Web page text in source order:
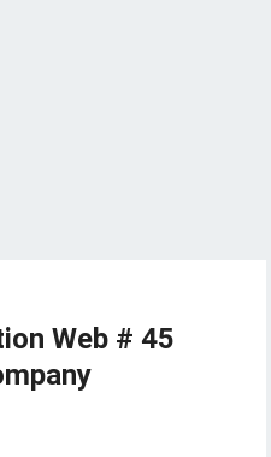
Web # 45